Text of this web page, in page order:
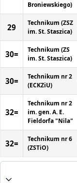
Broniewskiego)
29
Technikum (ZSZ
im. St. Staszica)
30=
Technikum (ZS
im. St. Staszica)
30=
Technikum nr 2
(ECKZiU)
32=
Technikum nr 2
im. gen. A. E.
Fieldorfa "Nila"
32=
Technikum nr 6
(ZSTiO)